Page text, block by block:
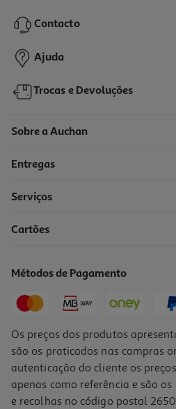
1,29 €
Contacto
Ajuda
Trocas e Devoluções
Sobre a Auchan
Entregas
Serviços
Cartões
Métodos de Pagamento
Os preços dos produtos
são os praticados nas compras
autenticação do cliente os
apenas como referência e são
e recolhas no código postal